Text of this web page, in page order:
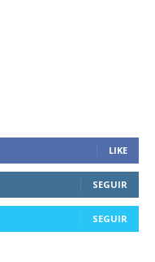
LIKE
SEGUIR
SEGUIR